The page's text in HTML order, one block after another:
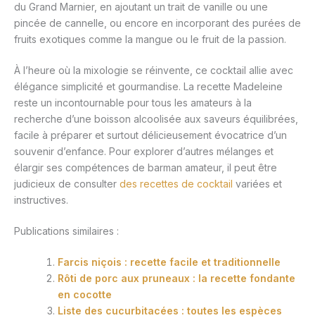
du Grand Marnier, en ajoutant un trait de vanille ou une
pincée de cannelle, ou encore en incorporant des purées de
fruits exotiques comme la mangue ou le fruit de la passion.
À l’heure où la mixologie se réinvente, ce cocktail allie avec
élégance simplicité et gourmandise. La recette Madeleine
reste un incontournable pour tous les amateurs à la
recherche d’une boisson alcoolisée aux saveurs équilibrées,
facile à préparer et surtout délicieusement évocatrice d’un
souvenir d’enfance. Pour explorer d’autres mélanges et
élargir ses compétences de barman amateur, il peut être
judicieux de consulter des recettes de cocktail variées et
instructives.
Publications similaires :
Farcis niçois : recette facile et traditionnelle
Rôti de porc aux pruneaux : la recette fondante
en cocotte
Liste des cucurbitacées : toutes les espèces